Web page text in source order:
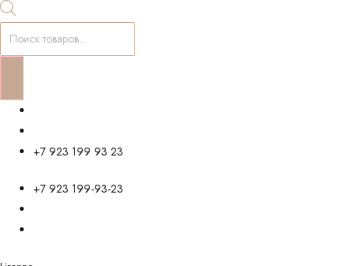
Поиск
товаров
+7 923 199 93 23
+7 923 199-93-23